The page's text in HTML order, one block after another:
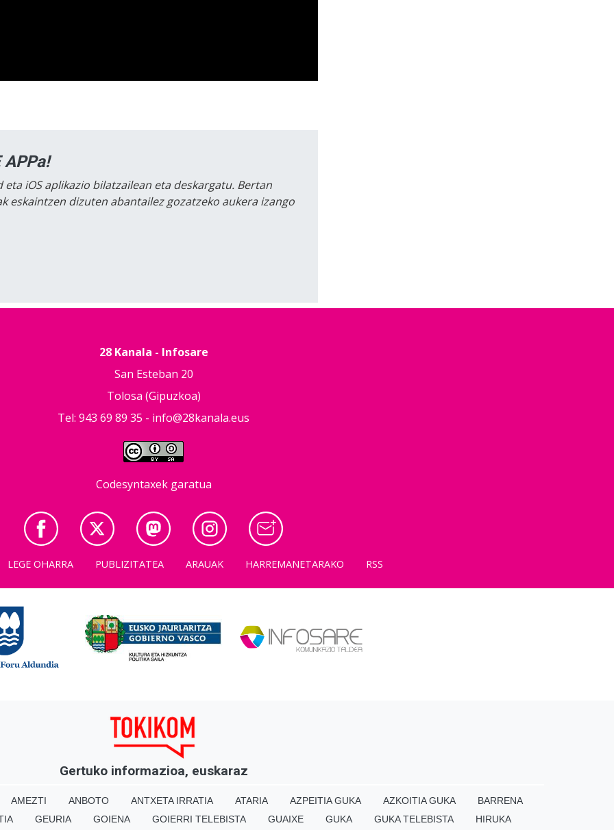
APPa!
iOS aplikazio bilatzailean eta deskargatu. Bertan
eskaintzen dizuten abantailez gozatzeko aukera izango
28 Kanala - Infosare
San Esteban 20
Tolosa (Gipuzkoa)
Tel: 943 69 89 35 - info@28kanala.eus
Codesyntaxek garatua
LEGE OHARRA PUBLIZITATEA ARAUAK HARREMANETARAKO RSS
Gertuko informazioa, euskaraz
AMEZTI ANBOTO ANTXETA IRRATIA ATARIA AZPEITIA GUKA AZKOITIA GUKA
BARRENA
GEURIA GOIENA GOIERRI TELEBISTA GUAIXE GUKA GUKA TELEBISTA HIRUKA